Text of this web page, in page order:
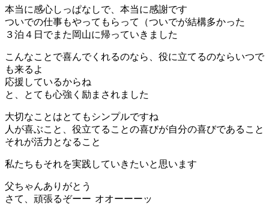
本当に感心しっぱなしで、本当に感謝です
ついでの仕事もやってもらって（ついでが結構多かった
３泊４日でまた岡山に帰っていきました
こんなことで喜んでくれるのなら、役に立てるのならいつで
も来るよ
応援しているからね
と、とても心強く励まされました
大切なことはとてもシンプルですね
人が喜ぶこと、役立てることの喜びが自分の喜びであること
それが活力となること
私たちもそれを実践していきたいと思います
父ちゃんありがとう
さて、頑張るぞーー オオーーーッ